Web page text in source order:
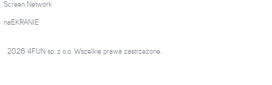
Screen Network
naEKRANIE
2026 4FUN sp. z o.o. Wszelkie prawa zastrzeżone.